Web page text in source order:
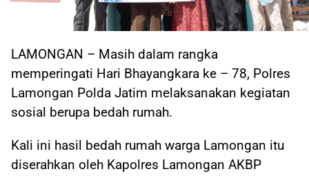
LAMONGAN – Masih dalam rangka
memperingati Hari Bhayangkara ke – 78, Polres
Lamongan Polda Jatim melaksanakan kegiatan
sosial berupa bedah rumah.
Kali ini hasil bedah rumah warga Lamongan itu
diserahkan oleh Kapolres Lamongan AKBP